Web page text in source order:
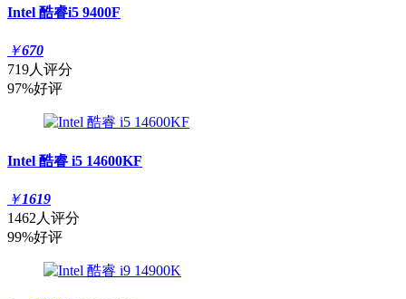
Intel 酷睿i5 9400F
￥670
719人评分
97%好评
Intel 酷睿 i5 14600KF
￥1619
1462人评分
99%好评